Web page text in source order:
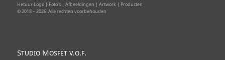
Hetuur Logo | Foto’s | Afbeeldingen | Artwork | Producten
© 2018 – 2026Alle rechten voorbehouden
Studio Mosfet v.o.f.